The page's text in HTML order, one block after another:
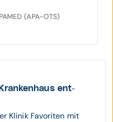
(APA-OTS)
ent­
Klinik Favoriten mit